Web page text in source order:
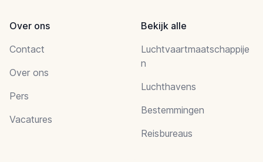
Over ons
Contact
Over ons
Pers
Vacatures
Bekijk alle
Luchtvaartmaatschappije
n
Luchthavens
Bestemmingen
Reisbureaus